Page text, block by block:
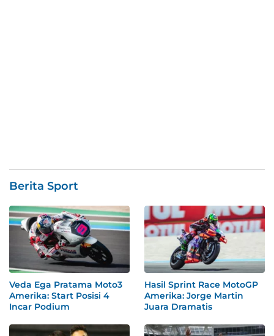
Berita Sport
Veda Ega Pratama Moto3
Amerika: Start Posisi 4
Incar Podium
Hasil Sprint Race MotoGP
Amerika: Jorge Martin
Juara Dramatis